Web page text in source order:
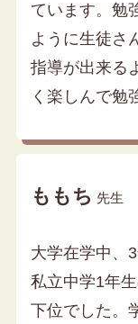
ています。勉
ように生徒さ
指導が出来る
く楽しんで勉
ももち 先生
大学在学中、
私立中学1年
下位でした。